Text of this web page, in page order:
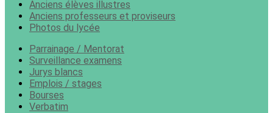
Anciens élèves illustres
Anciens professeurs et proviseurs
Photos du lycée
Parrainage / Mentorat
Surveillance examens
Jurys blancs
Emplois / stages
Bourses
Verbatim